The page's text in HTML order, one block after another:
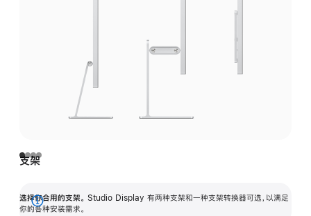
支架
选择你合用的支架。 Studio Display 有两种支架和一种支架转换器可选，以满足
你的各种安装需求。
展